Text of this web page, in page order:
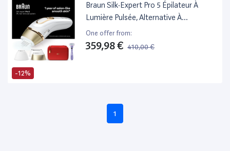
-12%
Braun Silk·Expert Pro 5 Épilateur À
Lumière Pulsée, Alternative À
L'Épilation Laser, Blanc/Argent, Pl5267
One offer from:
359,98 € 410,00 €
1